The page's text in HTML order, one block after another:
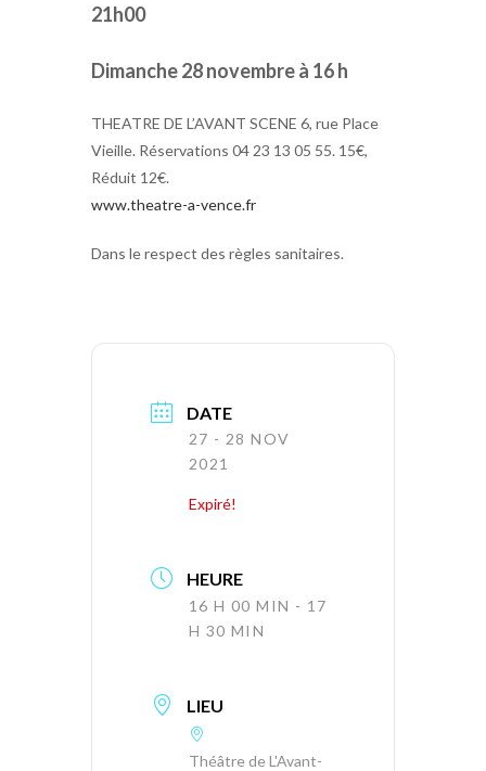
21h00
Dimanche 28 novembre à 16 h
THEATRE DE L’AVANT SCENE 6, rue Place
Vieille. Réservations 04 23 13 05 55. 15€,
Réduit 12€.
www.theatre-a-vence.fr
Dans le respect des règles sanitaires.
DATE
27 - 28 NOV
2021
Expiré!
HEURE
16 H 00 MIN - 17
H 30 MIN
LIEU
Théâtre de L'Avant-